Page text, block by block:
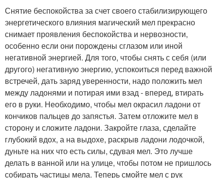
Снятие беспокойства за счет своего стабилизирующего
энергетического влияния магический мел прекрасно
снимает проявления беспокойства и нервозности,
особенно если они порождены сглазом или иной
негативной энергией. Для того, чтобы снять с себя (или
другого) негативную энергию, успокоиться перед важной
встречей, дать заряд уверенности, надо положить мел
между ладонями и потирая ими взад - вперед, втирать
его в руки. Необходимо, чтобы мел окрасил ладони от
кончиков пальцев до запястья. Затем отложите мел в
сторону и сложите ладони. Закройте глаза, сделайте
глубокий вдох, а на выдохе, раскрыв ладони лодочкой,
дуньте на них что есть силы, сдувая мел. Это лучше
делать в ванной или на улице, чтобы потом не пришлось
собирать частицы мела. Теперь смойте мел с рук